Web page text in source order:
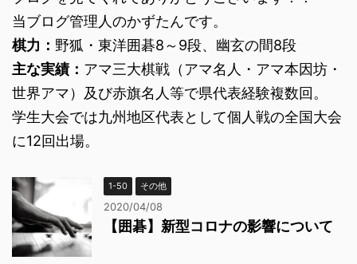
当ブログ管理人のかずたんです。
棋力： 野狐・東洋囲碁8～9段、幽玄の間8段
主な実績： アマ三大棋戦（アマ名人・アマ本因坊・
世界アマ）及び赤旗名人等で県代表経験複数回。
学生大会では九州地区代表として個人戦の全国大会
に12回出場。
1-50 その他
2020/04/08
【囲碁】新型コロナの影響について